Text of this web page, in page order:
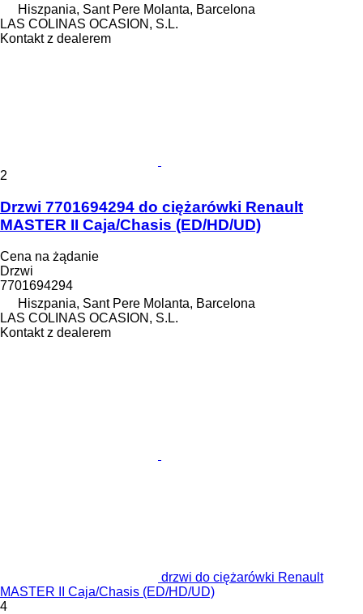
Hiszpania, Sant Pere Molanta, Barcelona
LAS COLINAS OCASION, S.L.
Kontakt z dealerem
2
Drzwi 7701694294 do ciężarówki Renault
MASTER II Caja/Chasis (ED/HD/UD)
Cena na żądanie
Drzwi
7701694294
Hiszpania, Sant Pere Molanta, Barcelona
LAS COLINAS OCASION, S.L.
Kontakt z dealerem
drzwi do ciężarówki Renault
MASTER II Caja/Chasis (ED/HD/UD)
4